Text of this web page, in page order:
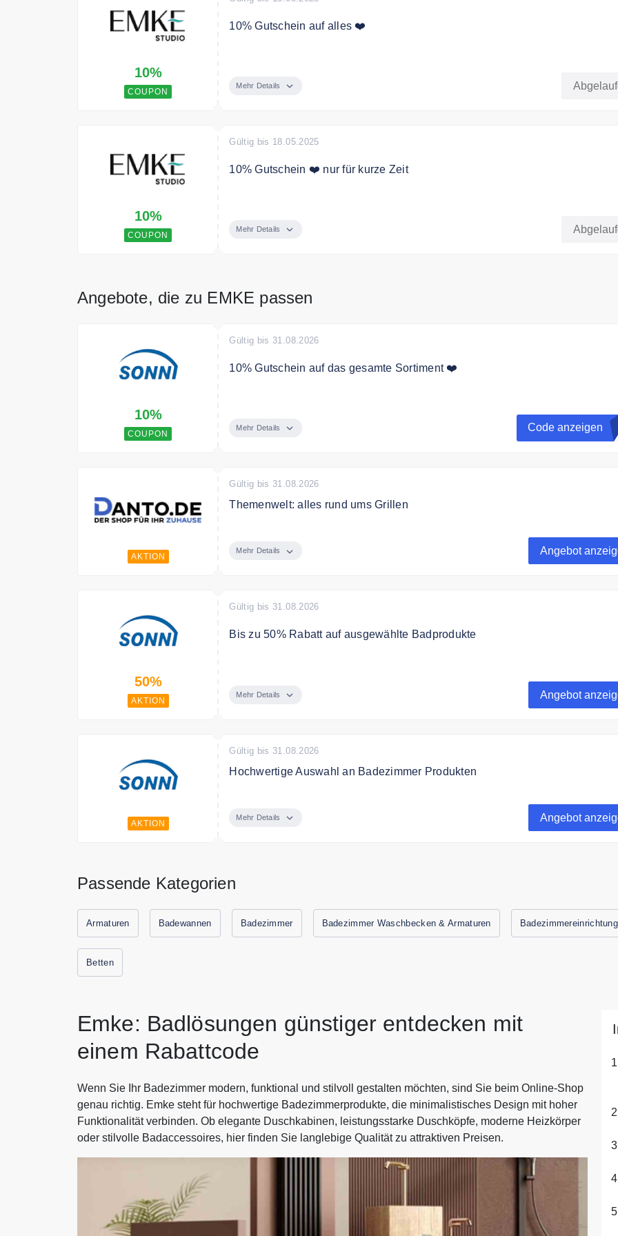
10%
COUPON
10% Gutschein auf alles ❤️
Mehr Details
10%
COUPON
Gültig bis 18.05.2025
10% Gutschein ❤️ nur für kurze Zeit
Mehr Details
Angebote, die zu EMKE passen
10%
COUPON
Gültig bis 31.08.2026
10% Gutschein auf das gesamte Sortiment ❤️
Mehr Details Code anzeigen
AKTION
Gültig bis 31.08.2026
Themenwelt: alles rund ums Grillen
benötigen – Vom praktischen Grillbesteck für eine einfache und sichere
Zubereitung Ihres Grillgutes bis hin zu Glas Aufbewahrungsbehältern für das
Mehr Details Angebot
50%
AKTION
Gültig bis 31.08.2026
Bis zu 50% Rabatt auf ausgewählte Badprodukte
Mehr Details Angebot
AKTION
Gültig bis 31.08.2026
Hochwertige Auswahl an Badezimmer Produkten
Mehr Details Angebot
Passende Kategorien
Armaturen Badewannen Badezimmer Badezimmer Waschbecken & Armaturen Badezimmereinrichtung
Betten
Emke: Badlösungen günstiger entdecken mit
einem Rabattcode
Wenn Sie Ihr Badezimmer modern, funktional und stilvoll gestalten möchten, sind Sie beim Online-Shop
genau richtig. Emke steht für hochwertige Badezimmerprodukte, die minimalistisches Design mit hoher
Funktionalität verbinden. Ob elegante Duschkabinen, leistungsstarke Duschköpfe, moderne Heizkörper
oder stilvolle Badaccessoires, hier finden Sie langlebige Qualität zu attraktiven Preisen.